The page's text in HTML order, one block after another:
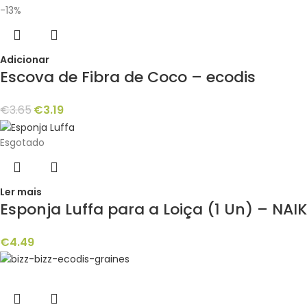
-13%
Adicionar
Escova de Fibra de Coco – ecodis
€3.65€3.19
Esgotado
Ler mais
Esponja Luffa para a Loiça (1 Un) –
€4.49